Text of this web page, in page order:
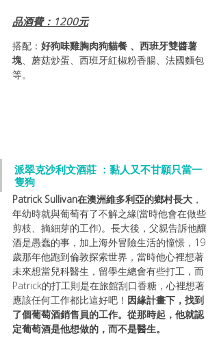
品酒費：1200元
搭配： 好狗味雞胸肉狗貓餐 、西班牙雙醬薯
塊、蘑菇炒蛋、西班牙紅椒粉香腸、法國麵包
等。
派翠克沙利文酒莊 ：黏人又不甘願只當一
隻狗
Patrick Sullivan在澳洲維多利亞的鄉村長大 ，
年幼時就與葡萄有了不解之緣(當時他會在做些
剪枝、摘細芽的工作)。長大後，父親告訴他釀
酒是愚蠢的事，加上海外冒險生活的憧憬，19
歲那年他跑到倫敦探索世界，當時他心裡想著
未來想當兒科醫生，留學生總會有些打工，而
Patrick的打工則是在旅館刮口香糖，心裡想著
應該任何工作都比這好吧！ 因緣計畫下，找到
了個葡萄酒銷售員的工作。從那時起，他就認
定葡萄酒是他想做的，而不是醫生。